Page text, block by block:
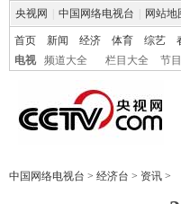
央视网 中国网络电视台 网站地
首页 新闻 经济 体育 综艺
电视
频道大全 栏目大全 节
中国网络电视台 > 经济台 > 资讯 >